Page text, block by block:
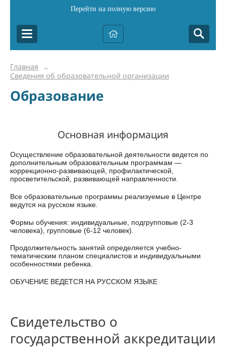
Перейти на полную версию
Главная →
Сведения об образовательной организации
Образование
Основная информация
Осуществление образовательной деятельности ведется по
дополнительным образовательным программам —
коррекционно-развивающей, профилактической,
просветительской, развивающей направленности.
Все образовательные программы реализуемые в Центре
ведутся на русском языке.
Формы обучения: индивидуальные, подгрупповые (2-3
человека), групповые (6-12 человек).
Продолжительность занятий определяется учебно-
тематическим планом специалистов и индивидуальными
особенностями ребенка.
ОБУЧЕНИЕ ВЕДЕТСЯ НА РУССКОМ ЯЗЫКЕ
Свидетельство о
государственной аккредитации